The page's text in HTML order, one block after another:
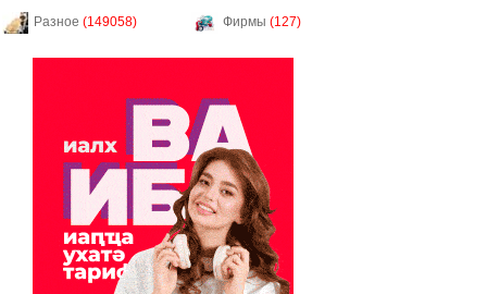
Разное (149058) Фирмы (127)